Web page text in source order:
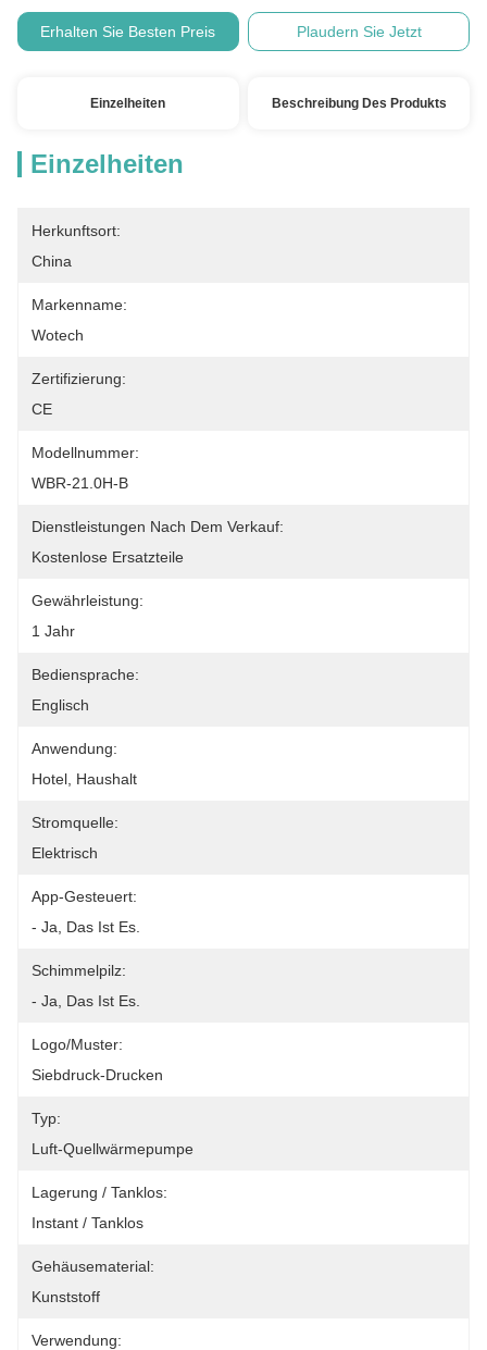
Erhalten Sie Besten Preis Plaudern Sie Jetzt
Einzelheiten Beschreibung Des Produkts
Einzelheiten
Herkunftsort:
China
Markenname:
Wotech
Zertifizierung:
CE
Modellnummer:
WBR-21.0H-B
Dienstleistungen Nach Dem Verkauf:
Kostenlose Ersatzteile
Gewährleistung:
1 Jahr
Bediensprache:
Englisch
Anwendung:
Hotel, Haushalt
Stromquelle:
Elektrisch
App-Gesteuert:
- Ja, Das Ist Es.
Schimmelpilz:
- Ja, Das Ist Es.
Logo/Muster:
Siebdruck-Drucken
Typ:
Luft-Quellwärmepumpe
Lagerung / Tanklos:
Instant / Tanklos
Gehäusematerial:
Kunststoff
Verwendung: